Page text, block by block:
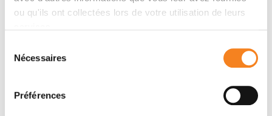
ou qu'ils ont collectées lors de votre utilisation de leurs
Nécessaires
Préférences